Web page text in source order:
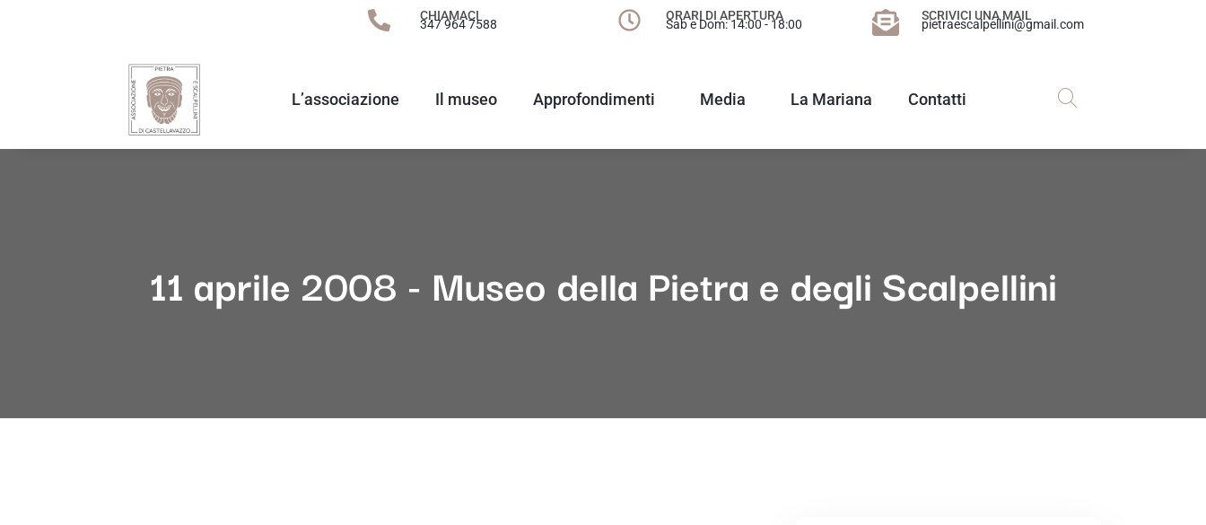
CHIAMACI
347 964 7588
ORARI DI APERTURA
Sab e Dom: 14:00 - 18:00
SCRIVICI UNA MAIL
pietraescalpellini@gmail.com
L’associazione Il museo Approfondimenti Media La Mariana Contatti
11 aprile 2008 - Museo della Pietra e degli Scalpellini